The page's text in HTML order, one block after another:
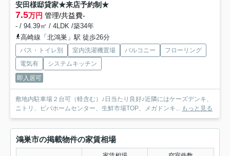
安田様邸貸家★来店予約制★
7.5万円 管理/共益費-
- / 94.39㎡ / 4LDK /築34年
高崎線「北鴻巣」駅 徒歩26分
バス・トイレ別 室内洗濯機置場 バルコニー
フローリング
電気有
システムキッチン
即入居可
敷地内駐車場２台可（軽含む）♪日当たり良好♪近隣にはケーズデンキ、
ニトリ、ビバホームセンター、生鮮市場TOP、メガドンキ... もっと見る
鴻巣市の掲載物件の家賃相場